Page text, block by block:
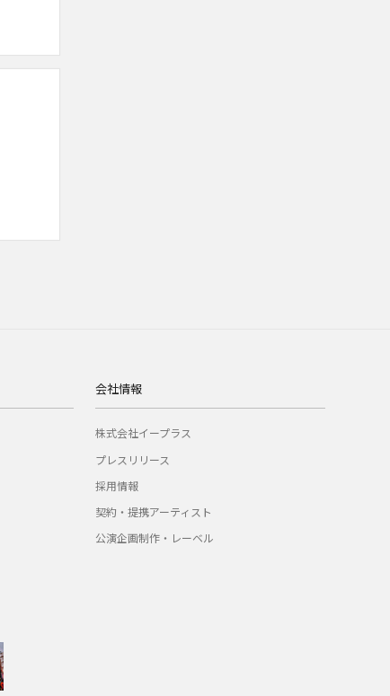
会社情報
株式会社イープラス
プレスリリース
採用情報
契約・提携アーティスト
公演企画制作・レーベル